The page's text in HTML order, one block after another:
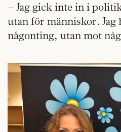
– Jag gick inte in i
utan för människor.
någonting, utan mot